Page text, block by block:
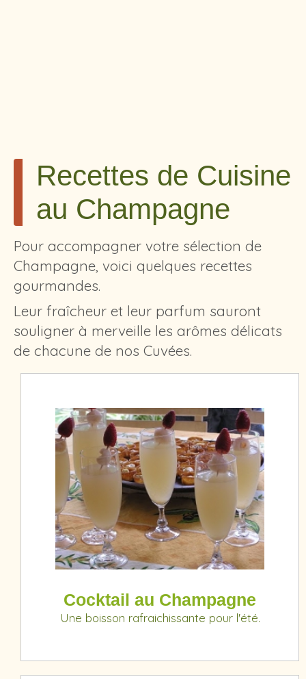
Recettes de Cuisine
au Champagne
Pour accompagner votre sélection de
Champagne, voici quelques recettes
gourmandes.
Leur fraîcheur et leur parfum sauront
souligner à merveille les arômes délicats
de chacune de nos Cuvées.
Cocktail au Champagne
Une boisson rafraichissante pour l'été.